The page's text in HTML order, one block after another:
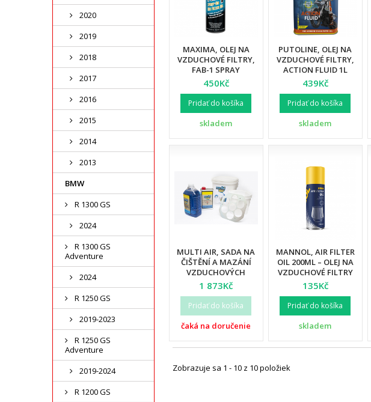
2020
2019
2018
2017
2016
2015
2014
2013
BMW
R 1300 GS
2024
R 1300 GS
Adventure
2024
R 1250 GS
2019-2023
R 1250 GS
Adventure
2019-2024
R 1200 GS
MAXIMA, OLEJ NA
VZDUCHOVÉ FILTRY,
FAB-1 SPRAY
450Kč
Pridať do košíka
skladem
PUTOLINE, OLEJ NA
VZDUCHOVÉ FILTRY,
ACTION FLUID 1L
439Kč
Pridať do košíka
skladem
MULTI AIR, SADA NA
ČIŠTĚNÍ A MAZÁNÍ
VZDUCHOVÝCH
FILTRŮ (AKC)
1 873Kč
Pridať do košíka
čaká na doručenie
MANNOL, AIR FILTER
OIL 200ML – OLEJ NA
VZDUCHOVÉ FILTRY
VE SPREJI (9964) (24)
135Kč
Pridať do košíka
skladem
Zobrazuje sa 1 - 10 z 10 položiek